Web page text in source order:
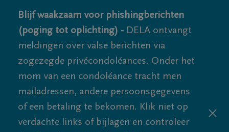
Blijf waakzaam voor phishingberichten
(poging tot oplichting) - DELA ontvangt
meldingen over valse berichten via
zogezegde privécondoléances. Onder het
mom van een condoléance tracht men
mailadressen, andere persoonsgegevens
of een betaling te bekomen. Klik niet op
verdachte links of bijlagen en controleer